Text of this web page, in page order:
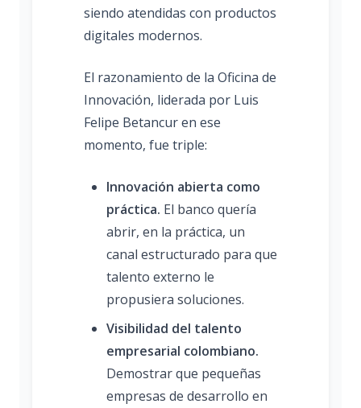
siendo atendidas con productos
digitales modernos.
El razonamiento de la Oficina de
Innovación, liderada por Luis
Felipe Betancur en ese
momento, fue triple:
Innovación abierta como
práctica. El banco quería
abrir, en la práctica, un
canal estructurado para que
talento externo le
propusiera soluciones.
Visibilidad del talento
empresarial colombiano.
Demostrar que pequeñas
empresas de desarrollo en